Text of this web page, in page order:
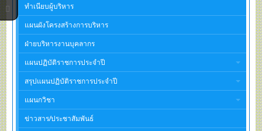
ทำเนียบผู้บริหาร
แผนผังโครงสร้างการบริหาร
ฝ่ายบริหารงานบุคลากร
แผนปฏิบัติราชการประจำปี
สรุปแผนปฏิบัติราชการประจำปี
แผนกวิชา
ข่าวสาร/ประชาสัมพันธ์